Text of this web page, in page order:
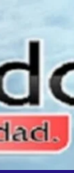
y fortalecer
𝗲𝗻 𝗹𝗼𝘀
ceremonia de